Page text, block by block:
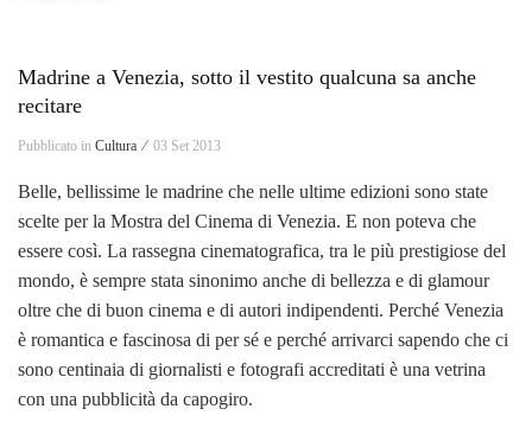
Madrine a Venezia, sotto il vestito qualcuna sa anche
recitare
Pubblicato in Cultura ⁄ 03 Set 2013
Belle, bellissime le madrine che nelle ultime edizioni sono state
scelte per la Mostra del Cinema di Venezia. E non poteva che
essere così. La rassegna cinematografica, tra le più prestigiose del
mondo, è sempre stata sinonimo anche di bellezza e di glamour
oltre che di buon cinema e di autori indipendenti. Perché Venezia
è romantica e fascinosa di per sé e perché arrivarci sapendo che ci
sono centinaia di giornalisti e fotografi accreditati è una vetrina
con una pubblicità da capogiro.